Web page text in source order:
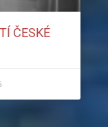
ČESKÉ